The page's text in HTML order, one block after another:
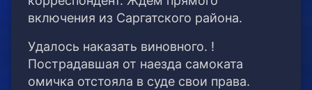
включения из Саргатского района.
Удалось наказать виновного. !
Пострадавшая от наезда самоката
омичка отстояла в суде свои права.